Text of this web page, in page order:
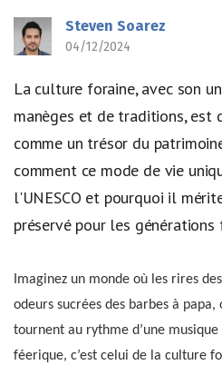
Steven Soarez
04/12/2024
La culture foraine, avec son
manèges et de traditions, est
comme un trésor du
comment ce mode de vie
l'UNESCO et pourquoi il
préservé pour les générations
Imaginez un monde où les rires
odeurs sucrées des barbes à
tournent au rythme d’une
féerique, c’est celui de la culture